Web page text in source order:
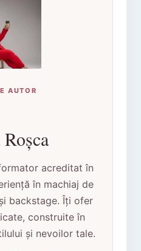
AUTOR
acreditat în
în machiaj de
backstage. Îți ofer
construite în
și nevoilor tale.